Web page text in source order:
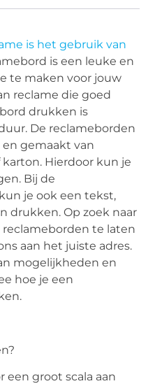
is het gebruik van
is een leuke en
te maken voor jouw
reclame die goed
drukken is
De reclameborden
gemaakt van
Hierdoor kun je
Bij de
je ook een tekst,
drukken. Op zoek naar
te laten
aan het juiste adres.
mogelijkheden en
hoe je een
een groot scala aan